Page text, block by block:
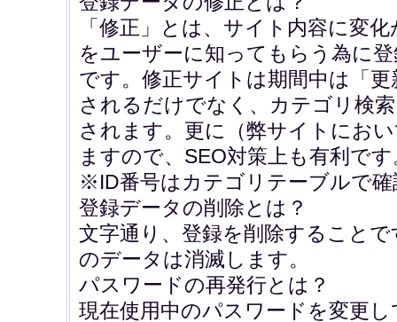
「修正」とは、サイト内容に変
をユーザーに知ってもらう為に
です。修正サイトは期間中は「
されるだけでなく、カテゴリ検
されます。更に（弊サイトにお
ますので、SEO対策上も有利です
※ID番号はカテゴリテーブルで確
登録データの削除とは？
文字通り、登録を削除すること
のデータは消滅します。
パスワードの再発行とは？
現在使用中のパスワードを変更